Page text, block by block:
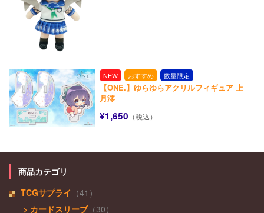
NEW おすすめ 数量限定
【ONE.】ゆらゆらアクリルフィギュア 上
月澪
¥1,650 （税込）
商品カテゴリ
TCGサプライ （41）
> カードスリーブ（30）